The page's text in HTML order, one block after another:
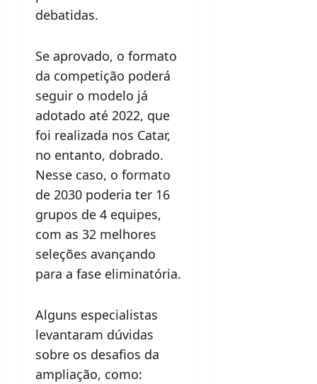
debatidas.
Se aprovado, o formato
da competição poderá
seguir o modelo já
adotado até 2022, que
foi realizada nos Catar,
no entanto, dobrado.
Nesse caso, o formato
de 2030 poderia ter 16
grupos de 4 equipes,
com as 32 melhores
seleções avançando
para a fase eliminatória.
Alguns especialistas
levantaram dúvidas
sobre os desafios da
ampliação, como: